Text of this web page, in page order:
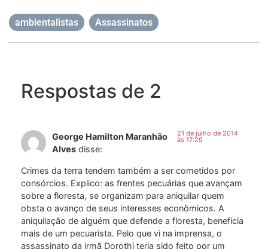
ambientalistas Assassinatos
Respostas de 2
George Hamilton Maranhão
Alves disse:
21 de julho de 2014
às 17:29
Crimes da terra tendem também a ser cometidos por
consórcios. Explico: as frentes pecuárias que avançam
sobre a floresta, se organizam para aniquilar quem
obsta o avanço de seus interesses econômicos. A
aniquilação de alguém que defende a floresta, beneficia
mais de um pecuarista. Pelo que vi na imprensa, o
assassinato da irmã Dorothi teria sido feito por um